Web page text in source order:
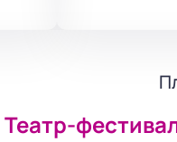
Театр-